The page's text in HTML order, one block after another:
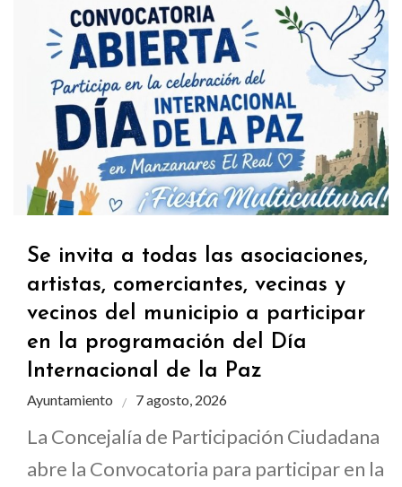
Se invita a todas las asociaciones,
artistas, comerciantes, vecinas y
vecinos del municipio a participar
en la programación del Día
Internacional de la Paz
Ayuntamiento 7 agosto, 2026
La Concejalía de Participación Ciudadana
abre la Convocatoria para participar en la